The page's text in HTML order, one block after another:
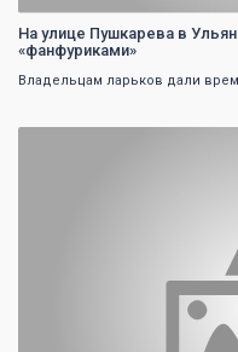
На улице Пушкарева в
«фанфуриками»
Владельцам ларьков дали